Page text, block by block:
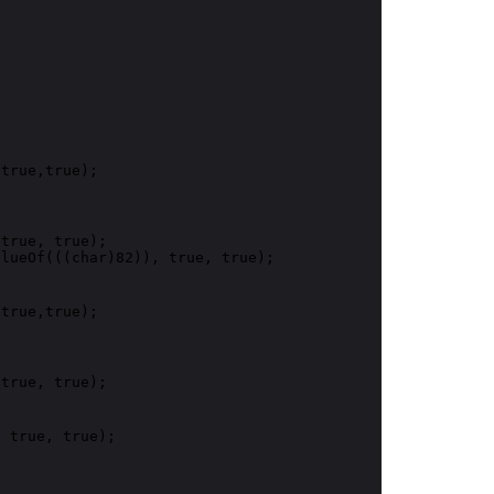
true);
true, true);
true);
true, true);